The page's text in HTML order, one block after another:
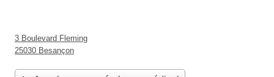
3 Boulevard Fleming
25030 Besançon